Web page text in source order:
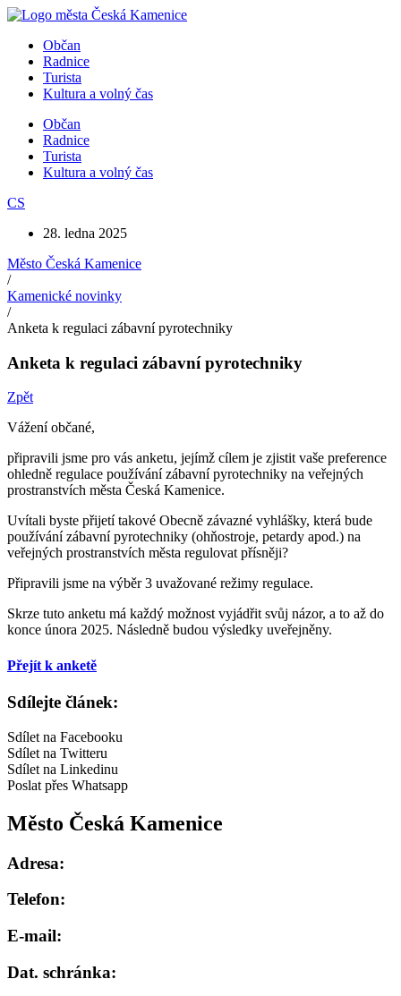
Přejít
obsahuObčan
Radnice
Turista
Kultura a volný čas
Občan
Radnice
Turista
Kultura a volný čas
CS
28. ledna 2025
Město Česká Kamenice
/
Kamenické novinky
/
Anketa k regulaci zábavní pyrotechniky
Anketa k regulaci zábavní pyrotechniky
Zpět
Vážení občané,
připravili jsme pro vás anketu, jejímž cílem je zjistit vaše preference
ohledně regulace používání zábavní pyrotechniky na veřejných
prostranstvích města Česká Kamenice.
Uvítali byste přijetí takové Obecně závazné vyhlášky, která bude
používání zábavní pyrotechniky (ohňostroje, petardy apod.) na
veřejných prostranstvích města regulovat přísněji?
Připravili jsme na výběr 3 uvažované režimy regulace.
Skrze tuto anketu má každý možnost vyjádřit svůj názor, a to až do
konce února 2025. Následně budou výsledky uveřejněny.
Přejít k anketě
Sdílejte článek:
Sdílet na Facebooku
Sdílet na Twitteru
Sdílet na Linkedinu
Poslat přes Whatsapp
Město Česká Kamenice
Adresa:
Telefon:
E-mail:
Dat. schránka: